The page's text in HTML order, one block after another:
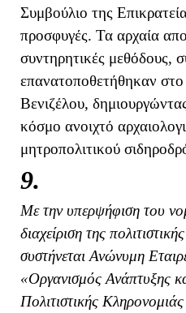
Συμβούλιο της
προσφυγές. Τα αρχαία
συντηρητικές μεθόδους,
επανατοποθετήθηκαν
Βενιζέλου,
κόσμο ανοιχτό
μητροπολιτικού
9.
Με την υπερψήφιση του
διαχείριση της
συστήνεται Ανώνυμη
«Οργανισμός Ανάπτυξης
Πολιτιστικής